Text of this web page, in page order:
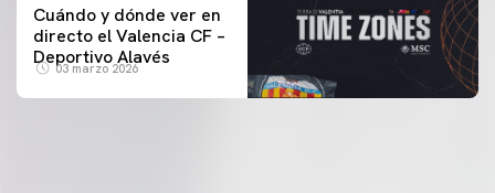
Cuándo y dónde ver en
directo el Valencia CF –
Deportivo Alavés
03 marzo 2026